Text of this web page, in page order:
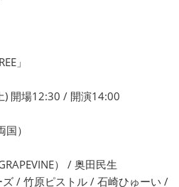
」
) 開場12:30 / 開演14:00
）
） / 奥田民生
/ 竹原ピストル / 石崎ひゅーい /